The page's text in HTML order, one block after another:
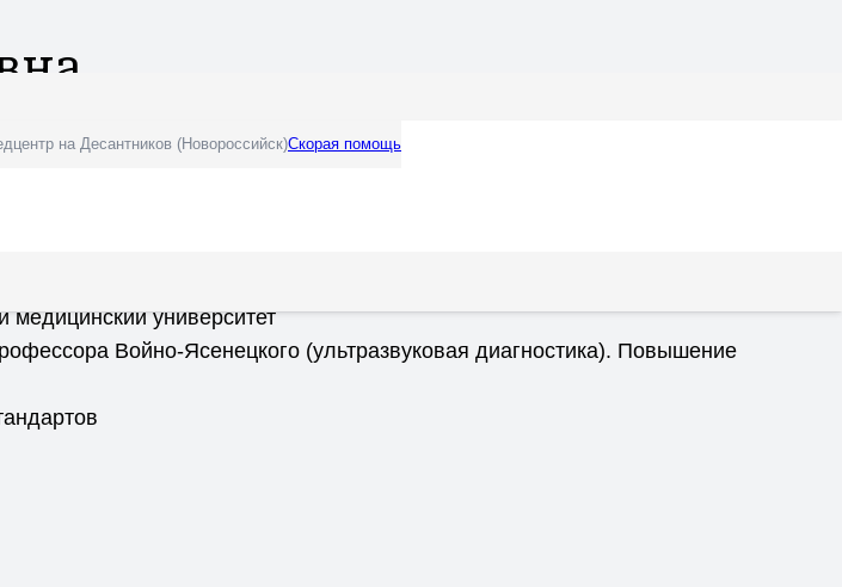
на Десантников (Новороссийск)Скорая помощь
УЗИ 19 лет.
медицинский университет
Войно-Ясенецкого (ультразвуковая диагностика). Повышение